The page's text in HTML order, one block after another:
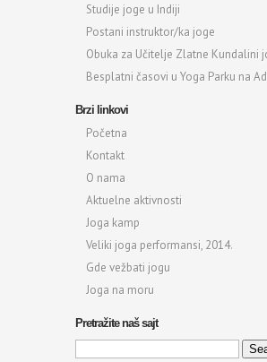
Studije joge u Indiji
Postani instruktor/ka joge
Obuka za Učitelje Zlatne Kundalini
Besplatni časovi u Yoga Parku na
Brzi linkovi
Početna
Kontakt
O nama
Aktuelne aktivnosti
Joga kamp
Veliki joga performansi, 2014.
Gde vežbati jogu
Joga na moru
Pretražite naš sajt
Search
for: